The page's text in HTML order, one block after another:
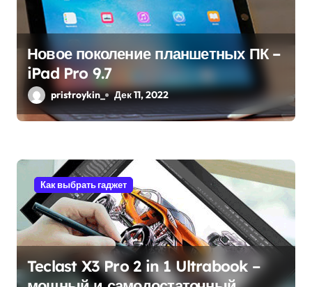
м
Новое поколение планшетных ПК –
iPad Pro 9.7
pristroykin_ Дек 11, 2022
Как выбрать гаджет
Teclast X3 Pro 2 in 1 Ultrabook –